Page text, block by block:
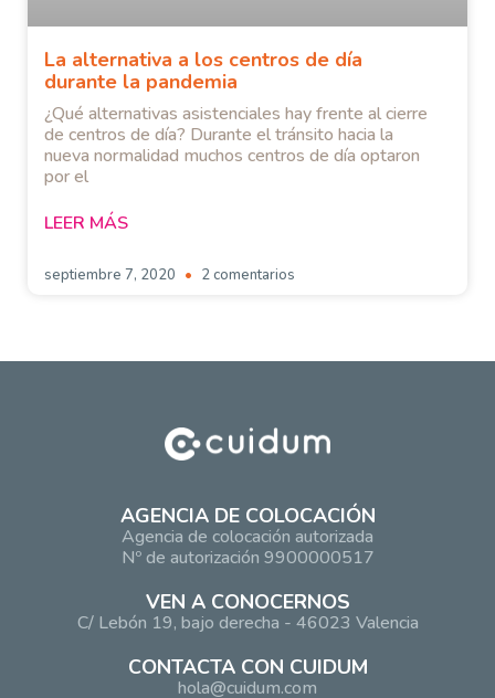
La alternativa a los centros de día
durante la pandemia
¿Qué alternativas asistenciales hay frente al cierre
de centros de día? Durante el tránsito hacia la
nueva normalidad muchos centros de día optaron
por el
LEER MÁS
septiembre 7, 2020 2 comentarios
AGENCIA DE COLOCACIÓN
Agencia de colocación autorizada
Nº de autorización 9900000517
VEN A CONOCERNOS
C/ Lebón 19, bajo derecha - 46023 Valencia
CONTACTA CON CUIDUM
hola@cuidum.com